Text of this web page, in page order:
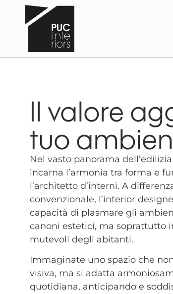
Il valore
tuo
Nel vasto panorama
incarna l’armonia tra forma e
l’architetto d’interni. A
convenzionale, l’interior
capacità di plasmare gli
canoni estetici, ma soprattutto
mutevoli degli abitanti.
Immaginate uno spazio che
visiva, ma si adatta
quotidiana, anticipando e